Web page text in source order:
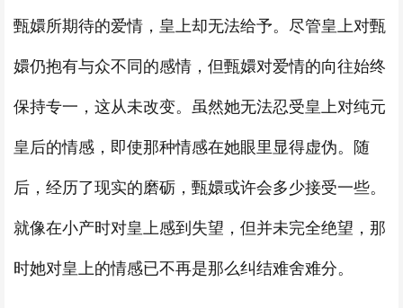
甄嬛所期待的爱情，皇上却无法给予。尽管皇上对甄
嬛仍抱有与众不同的感情，但甄嬛对爱情的向往始终
保持专一，这从未改变。虽然她无法忍受皇上对纯元
皇后的情感，即使那种情感在她眼里显得虚伪。随
后，经历了现实的磨砺，甄嬛或许会多少接受一些。
就像在小产时对皇上感到失望，但并未完全绝望，那
时她对皇上的情感已不再是那么纠结难舍难分。